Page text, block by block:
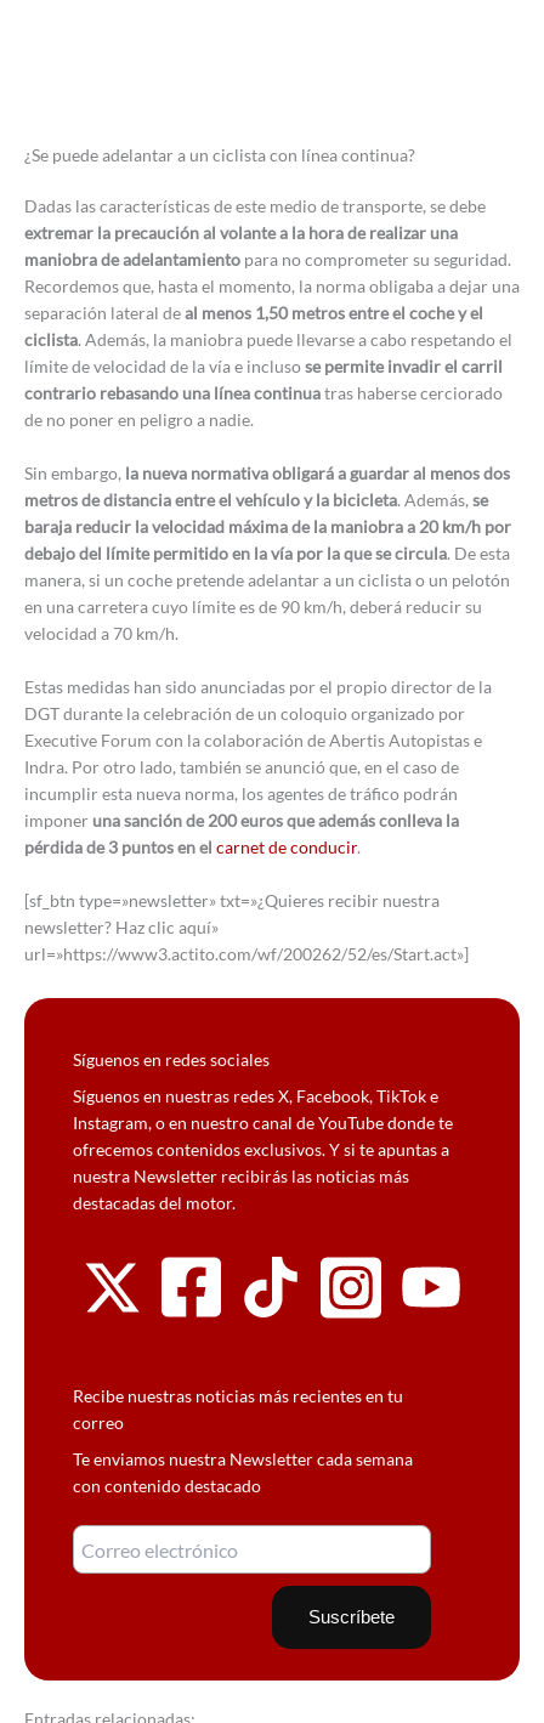
¿Se puede adelantar a un ciclista con línea continua?
Dadas las características de este medio de transporte, se debe
extremar la precaución al volante a la hora de realizar una
maniobra de adelantamiento para no comprometer su seguridad.
Recordemos que, hasta el momento, la norma obligaba a dejar una
separación lateral deal menos 1,50 metros entre el coche y el
ciclista. Además, la maniobra puede llevarse a cabo respetando el
límite de velocidad de la vía e inclusose permite invadir el carril
contrario rebasando una línea continuatras haberse cerciorado
de no poner en peligro a nadie.
Sin embargo, la nueva normativa obligará a guardar al menos dos
metros de distancia entre el vehículo y la bicicleta. Además, se
baraja reducir la velocidad máxima de la maniobra a 20 km/h por
debajo del límite permitido en la vía por la que se circula. De esta
manera, si un coche pretende adelantar a un ciclista o un pelotón
en una carretera cuyo límite es de 90 km/h, deberá reducir su
velocidad a 70 km/h.
Estas medidas han sido anunciadas por el propio director de la
DGT durante la celebración de un coloquio organizado por
Executive Forum con la colaboración de Abertis Autopistas e
Indra. Por otro lado, también se anunció que, en el caso de
incumplir esta nueva norma, los agentes de tráfico podrán
imponer una sanción de 200 euros que además conlleva la
pérdida de 3 puntos en el carnet de conducir.
[sf_btn type=»newsletter» txt=»¿Quieres recibir nuestra
newsletter? Haz clic aquí»
url=»https://www3.actito.com/wf/200262/52/es/Start.act»]
Síguenos en redes sociales
Síguenos en nuestras redes X, Facebook, TikTok e
Instagram, o en nuestro canal de YouTube donde te
ofrecemos contenidos exclusivos. Y si te apuntas a
nuestra Newsletter recibirás las noticias más
destacadas del motor.
Recibe nuestras noticias más recientes en tu
correo
Te enviamos nuestra Newsletter cada semana
con contenido destacado
Entradas relacionadas: